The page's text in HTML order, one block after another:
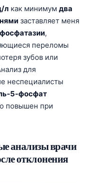
л как минимум два
заставляет меня
,
переломы
зубов или
для
неспециалисты
5-фосфат
повышен при
анализы врачи
отклонения